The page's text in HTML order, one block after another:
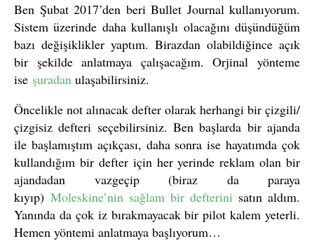
Ben Şubat 2017’den beri Bullet Journal kullanıyorum.
Sistem üzerinde daha kullanışlı olacağını düşündüğüm
bazı değişiklikler yaptım. Birazdan olabildiğince açık
bir şekilde anlatmaya çalışacağım. Orjinal yönteme
ise şuradan ulaşabilirsiniz.
Öncelikle not alınacak defter olarak herhangi bir çizgili/
çizgisiz defteri seçebilirsiniz. Ben başlarda bir ajanda
ile başlamıştım açıkçası, daha sonra ise hayatımda çok
kullandığım bir defter için her yerinde reklam olan bir
ajandadan vazgeçip (biraz da paraya
kıyıp) Moleskine’nin sağlam bir defterini satın aldım.
Yanında da çok iz bırakmayacak bir pilot kalem yeterli.
Hemen yöntemi anlatmaya başlıyorum…